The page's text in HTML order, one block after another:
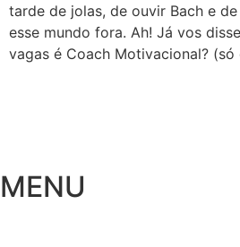
tarde de jolas, de ouvir Bach e
esse mundo fora. Ah! Já vos
vagas é Coach Motivacional? (só
MENU